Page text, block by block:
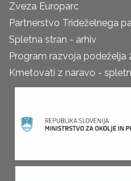
Zveza Europarc
Partnerstvo Trideželnega
Spletna stran - arhiv
Program razvoja podeželja
Kmetovati z naravo -